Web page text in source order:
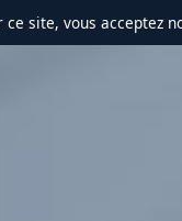
site, vous acceptez